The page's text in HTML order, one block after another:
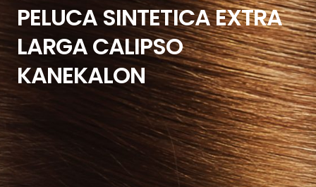
PELUCA SINTETICA EXTRA
LARGA CALIPSO
KANEKALON